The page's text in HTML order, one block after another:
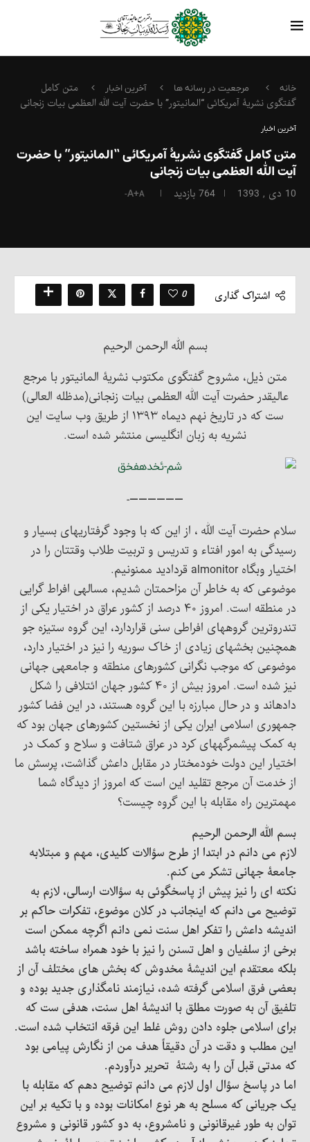
خانه مرجعیت در رسانه ها آخرین اخبار
متن کامل
گفتگوی نشریۀ آمریکائی “المانیتور” با حضرت آیت الله العظمی بیات زنجانی
آخرین اخبار
متن کامل گفتگوی نشریۀ آمریکائی “المانیتور” با حضرت
آیت الله العظمی بیات زنجانی
10 دی , 1393 764 بازدید A+A-
اشتراک گذاری 0
بسم الله الرحمن الرحیم
متن ذیل، مشروح گفتگوی مکتوب نشریۀ المانیتور با مرجع
عالیقدر حضرت آیت الله العظمی بیات زنجانی(مدظله العالی)
ست که در تاریخ نهم دیماه ۱۳۹۳ از طریق وب سایت این
نشریه به زبان انگلیسی منتشر شده است.
——————-
سلام حضرت آیت الله ، از این که با وجود گرفتاریهای بسیار و
رسیدگی به امور افتاء و تدریس و تربیت طلاب وقتتان را در
اختیار وبگاه almonitor قردادید ممنونیم.
موضوعی که به خاطر آن مزاحمتان شدیم، مسالهی افراط گرایی
در منطقه است. امروز ۴۰ درصد از کشور عراق در اختیار یکی از
تندروترین گروههای افراطی سنی قراردارد، این گروه ستیزه جو
همچنین بخشهای زیادی از خاک سوریه را نیز در اختیار دارد،
موضوعی که موجب نگرانی کشورهای منطقه و جامعهی جهانی
نیز شده است. امروز بیش از ۴۰ کشور جهان ائتلافی را شکل
دادهاند و در حال مبارزه با این گروه هستند، در این فضا کشور
جمهوری اسلامی ایران یکی از نخستین کشورهای جهان بود که
به کمک پیشمرگههای کرد در عراق شتافت و سلاح و کمک در
اختیار این دولت خودمختار در مقابل داعش گذاشت، پرسش ما
از خدمت آن مرجع تقلید این است که امروز از دیدگاه شما
مهمترین راه مقابله با این گروه چیست؟
بسم الله الرحمن الرحیم
لازم می دانم در ابتدا از طرح سؤالات کلیدی، مهم و مبتلابه
جامعۀ جهانی تشکر می کنم.
نکته ای را نیز پیش از پاسخگوئی به سؤالات ارسالی، لازم به
توضیح می دانم که اینجانب در کلان موضوع، تفکرات حاکم بر
اندیشه داعش را تفکر اهل سنت نمی دانم اگرچه ممکن است
برخی از سلفیان و اهل تسنن را نیز با خود همراه ساخته باشد
بلکه معتقدم این اندیشۀ مخدوش که بخش های مختلف آن از
بعضی فرق اسلامی گرفته شده، نیازمند نامگذاری جدید بوده و
تلفیق آن به صورت مطلق با اندیشۀ اهل سنت، هدفی ست که
برای اسلامی جلوه دادن روش غلط این فرقه انتخاب شده است.
این مطلب و دقت در آن دقیقاً هدف من از نگارش پیامی بود
که مدتی قبل آن را به رشتۀ تحریر درآوردم.
اما در پاسخ سؤال اول لازم می دانم توضیح دهم که مقابله با
یک جریانی که مسلح به هر نوع امکانات بوده و با تکیه بر این
توان به طور غیرقانونی و نامشروع، به دو کشور قانونی و مشروع